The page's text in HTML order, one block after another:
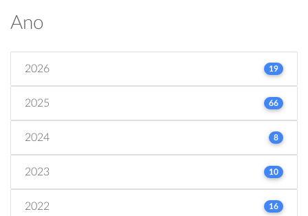
Ano
2026 19
2025 66
2024 8
2023 10
2022 16